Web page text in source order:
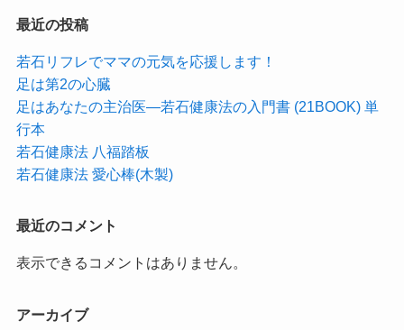
最近の投稿
若石リフレでママの元気を応援します！
足は第2の心臓
足はあなたの主治医―若石健康法の入門書 (21BOOK) 単
行本
若石健康法 八福踏板
若石健康法 愛心棒(木製)
最近のコメント
表示できるコメントはありません。
アーカイブ